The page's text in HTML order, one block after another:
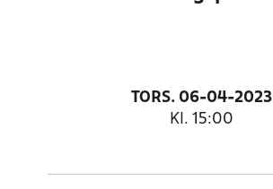
TORS. 06-04-2023
Kl. 15:00